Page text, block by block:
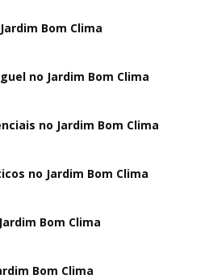
Bom Clima
no Jardim Bom Clima
no Jardim Bom Clima
no Jardim Bom Clima
Bom Clima
Bom Clima